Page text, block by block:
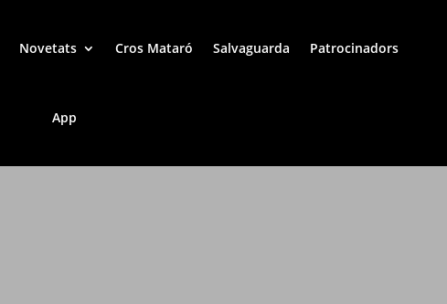
Novetats Cros Mataró Salvaguarda Patrocinadors
App